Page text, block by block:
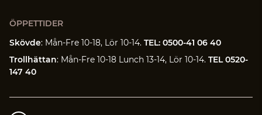
ÖPPETTIDER
Skövde: Mån-Fre 10-18, Lör 10-14. TEL: 0500-41 06 40
Trollhättan: Mån-Fre 10-18 Lunch 13-14, Lör 10-14. TEL 0520-
147 40